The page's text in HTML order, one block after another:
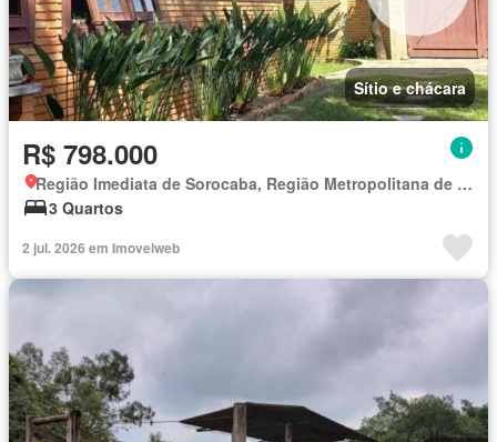
Sítio e chácara
R$ 798.000
Região Imediata de Sorocaba, Região Metropolitana de Sorocaba
3 Quartos
2 jul. 2026 em Imovelweb